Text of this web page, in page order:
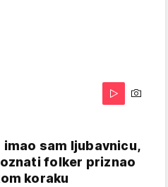
imao sam ljubavnicu,
folker priznao
koraku